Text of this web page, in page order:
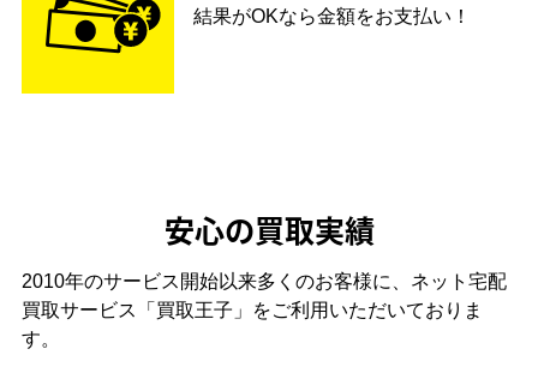
結果がOKなら金額をお支払い！
安心の買取実績
2010年のサービス開始以来多くのお客様に、 ネット宅配
買取サービス「買取王子」をご利用いただいておりま
す。